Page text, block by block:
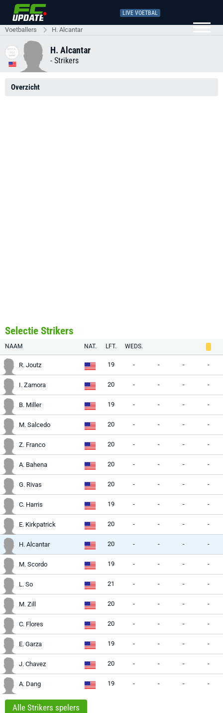
LIVE VOETBAL
Voetballers H. Alcantar
H. Alcantar
- Strikers
Overzicht
Selectie Strikers
NAAM NAT. LFT. WEDS.
R. Joutz 19 - - - -
I. Zamora 20 - - - -
B. Miller 19 - - - -
M. Salcedo 20 - - - -
Z. Franco 20 - - - -
A. Bahena 20 - - - -
G. Rivas 20 - - - -
C. Harris 19 - - - -
E. Kirkpatrick 20 - - - -
H. Alcantar 20 - - - -
M. Scordo 19 - - - -
L. So 21 - - - -
M. Zill 20 - - - -
C. Flores 20 - - - -
E. Garza 19 - - - -
J. Chavez 20 - - - -
A. Dang 19 - - - -
Alle Strikers spelers